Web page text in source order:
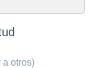
a otros)